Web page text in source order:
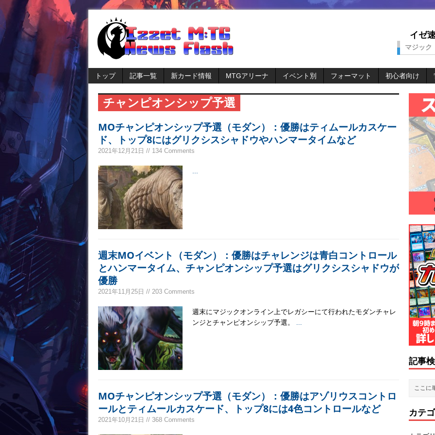
イゼ
マジック
トップ 記事一覧 新カード情報 MTGアリーナ イベント別 フォーマット 初心者向け
チャンピオンシップ予選
MOチャンピオンシップ予選（モダン）：優勝はティムールカスケー
ド、トップ8にはグリクシスシャドウやハンマータイムなど
2021年12月21日 // 134 Comments
週末MOイベント（モダン）：優勝はチャレンジは青白コントロール
とハンマータイム、チャンピオンシップ予選はグリクシスシャドウが
優勝
2021年11月25日 // 203 Comments
週末にマジックオンライン上でレガシーにて行われたモダンチャレ
ンジとチャンピオンシップ予選。
MOチャンピオンシップ予選（モダン）：優勝はアゾリウスコントロ
ールとティムールカスケード、トップ8には4色コントロールなど
2021年10月21日 // 368 Comments
記事
カテ